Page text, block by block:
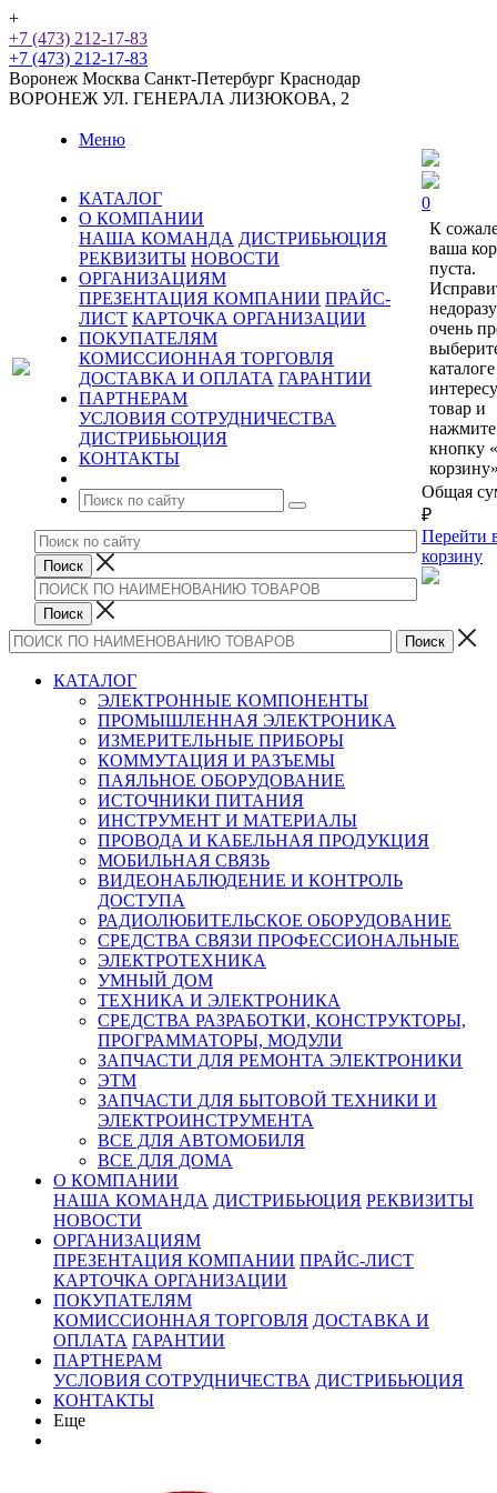
+
+7 (473) 212-17-83
+7 (473) 212-17-83
Воронеж Москва Санкт-Петербург Краснодар
ВОРОНЕЖ УЛ. ГЕНЕРАЛА ЛИЗЮКОВА, 2
Меню
КАТАЛОГ
О КОМПАНИИ
НАША КОМАНДА ДИСТРИБЬЮЦИЯ
РЕКВИЗИТЫ НОВОСТИ
ОРГАНИЗАЦИЯМ
ПРЕЗЕНТАЦИЯ КОМПАНИИ ПРАЙС-
ЛИСТ КАРТОЧКА ОРГАНИЗАЦИИ
ПОКУПАТЕЛЯМ
КОМИССИОННАЯ ТОРГОВЛЯ
ДОСТАВКА И ОПЛАТА ГАРАНТИИ
ПАРТНЕРАМ
УСЛОВИЯ СОТРУДНИЧЕСТВА
ДИСТРИБЬЮЦИЯ
КОНТАКТЫ
0
К
ваша
пуста.
очень
каталоге
товар и
нажмите
кнопку
Общая
₽
Перейти
корзину
КАТАЛОГ
ЭЛЕКТРОННЫЕ КОМПОНЕНТЫ
ПРОМЫШЛЕННАЯ ЭЛЕКТРОНИКА
ИЗМЕРИТЕЛЬНЫЕ ПРИБОРЫ
КОММУТАЦИЯ И РАЗЪЕМЫ
ПАЯЛЬНОЕ ОБОРУДОВАНИЕ
ИСТОЧНИКИ ПИТАНИЯ
ИНСТРУМЕНТ И МАТЕРИАЛЫ
ПРОВОДА И КАБЕЛЬНАЯ ПРОДУКЦИЯ
МОБИЛЬНАЯ СВЯЗЬ
ВИДЕОНАБЛЮДЕНИЕ И КОНТРОЛЬ
ДОСТУПА
РАДИОЛЮБИТЕЛЬСКОЕ ОБОРУДОВАНИЕ
СРЕДСТВА СВЯЗИ ПРОФЕССИОНАЛЬНЫЕ
ЭЛЕКТРОТЕХНИКА
УМНЫЙ ДОМ
ТЕХНИКА И ЭЛЕКТРОНИКА
СРЕДСТВА РАЗРАБОТКИ, КОНСТРУКТОРЫ,
ПРОГРАММАТОРЫ, МОДУЛИ
ЗАПЧАСТИ ДЛЯ РЕМОНТА ЭЛЕКТРОНИКИ
ЭТМ
ЗАПЧАСТИ ДЛЯ БЫТОВОЙ ТЕХНИКИ И
ЭЛЕКТРОИНСТРУМЕНТА
ВСЕ ДЛЯ АВТОМОБИЛЯ
ВСЕ ДЛЯ ДОМА
О КОМПАНИИ
НАША КОМАНДА ДИСТРИБЬЮЦИЯ РЕКВИЗИТЫ
НОВОСТИ
ОРГАНИЗАЦИЯМ
ПРЕЗЕНТАЦИЯ КОМПАНИИ ПРАЙС-ЛИСТ
КАРТОЧКА ОРГАНИЗАЦИИ
ПОКУПАТЕЛЯМ
КОМИССИОННАЯ ТОРГОВЛЯ ДОСТАВКА И
ОПЛАТА ГАРАНТИИ
ПАРТНЕРАМ
УСЛОВИЯ СОТРУДНИЧЕСТВА ДИСТРИБЬЮЦИЯ
КОНТАКТЫ
Еще